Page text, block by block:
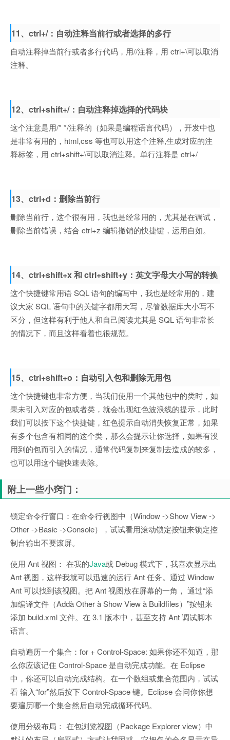
11、ctrl+/：自动注释当前行或者选择的多行
自动注释掉当前行或者多行代码，用//注释，用 ctrl+\可以取消
注释。
12、ctrl+shift+/：自动注释掉选择的代码块
这个注意是用/* */注释的（如果是编程语言代码），开发中也
是非常有用的，html,css 等也可以用这个注释,生成对应的注
释标签，用 ctrl+shift+\可以取消注释。单行注释是 ctrl+/
13、ctrl+d：删除当前行
删除当前行，这个很有用，我也是经常用的，尤其是在调试，
删除当前错误，结合 ctrl+z 编辑撤销的快捷键，运用自如。
14、ctrl+shift+x 和 ctrl+shift+y：英文字母大小写的转换
这个快捷键常用语 SQL 语句的编写中，我也是经常用的，建
议大家 SQL 语句中的关键字都用大写，尽管数据库大小写不
区分，但这样有利于他人和自己阅读尤其是 SQL 语句非常长
的情况下，而且这样看着也很规范。
15、ctrl+shift+o：自动引入包和删除无用包
这个快捷键也非常方便，当我们使用一个其他包中的类时，如
果未引入对应的包或者类，就会出现红色波浪线的提示，此时
我们可以按下这个快捷键，红色提示自动消失恢复正常，如果
有多个包含有相同的这个类，那么会提示让你选择，如果有没
用到的包而引入的情况，通常代码复制来复制去造成的较多，
也可以用这个键快速去除。
附上一些小窍门：
锁定命令行窗口：在命令行视图中（Window ->Show View ->
Other ->Basic ->Console），试试看用滚动锁定按钮来锁定控
制台输出不要滚屏。
使用 Ant 视图： 在我的Java或 Debug 模式下，我喜欢显示出
Ant 视图，这样我就可以迅速的运行 Ant 任务。通过 Window
Ant 可以找到该视图。把 Ant 视图放在屏幕的一角， 通过“添
加编译文件（Addà Other à Show View à Buildfiles）”按钮来
添加 build.xml 文件。在 3.1 版本中，甚至支持 Ant 调试脚本
语言。
自动遍历一个集合：for + Control-Space: 如果你还不知道，那
么你应该记住 Control-Space 是自动完成功能。在 Eclipse
中，你还可以自动完成结构。在一个数组或集合范围内，试试
看 输入“for”然后按下 Control-Space 键。Eclipse 会问你你想
要遍历哪一个集合然后自动完成循环代码。
使用分级布局： 在包浏览视图（Package Explorer view）中